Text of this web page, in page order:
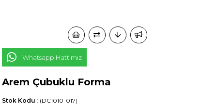
Whatsapp Hattımız
Arem Çubuklu Forma
(DC1010-017)
Stok Kodu